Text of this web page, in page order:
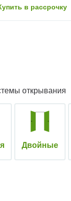
в рассрочку
открывания
Двойные